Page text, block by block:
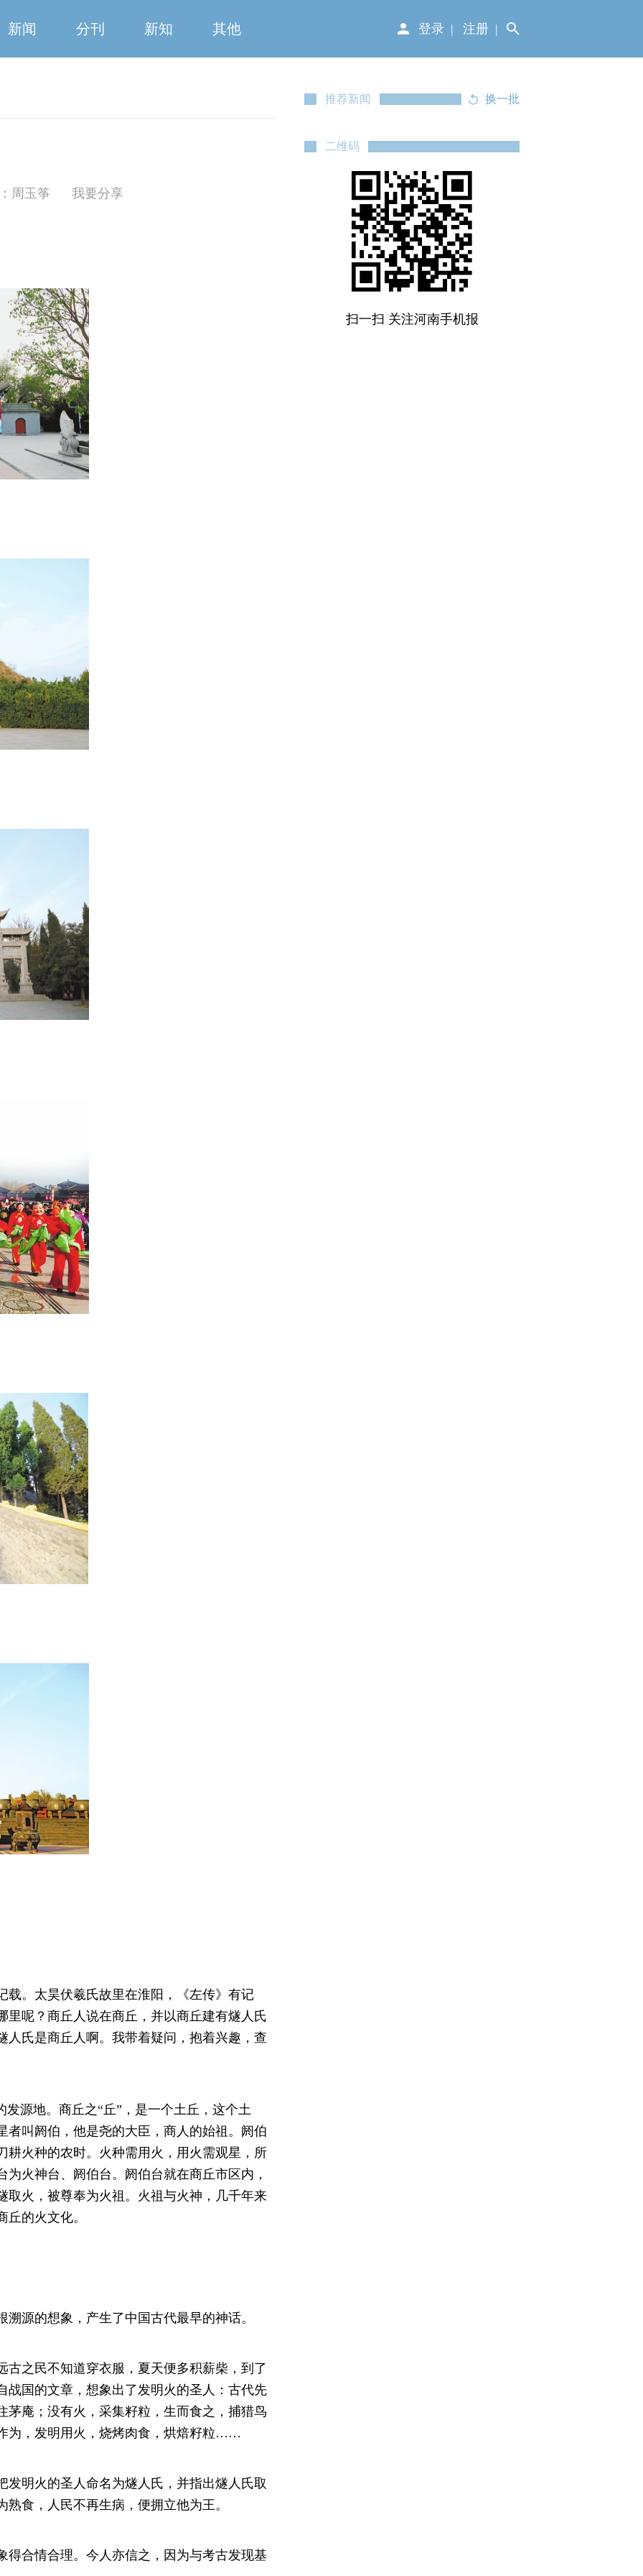
新闻 分刊 新知 其他 登录 注册
周玉筝 我要分享
。太昊伏羲氏故里在淮阳，《左传》有记
里呢？商丘人说在商丘，并以商丘建有燧人氏
人氏是商丘人啊。我带着疑问，抱着兴趣，查
地。商丘之“丘”，是一个土丘，这个土
者叫阏伯，他是尧的大臣，商人的始祖。阏伯
耕火种的农时。火种需用火，用火需观星，所
火神台、阏伯台。阏伯台就在商丘市区内，
取火，被尊奉为火祖。火祖与火神，几千年来
的火文化。
的想象，产生了中国古代最早的神话。
民不知道穿衣服，夏天便多积薪柴，到了
战国的文章，想象出了发明火的圣人：古代先
茅庵；没有火，采集籽粒，生而食之，捕猎鸟
，发明用火，烧烤肉食，烘焙籽粒……
火的圣人命名为燧人氏，并指出燧人氏取
食，人民不再生病，便拥立他为王。
情合理。今人亦信之，因为与考古发现基
推荐新闻 换一批
二维码
扫一扫 关注河南手机报